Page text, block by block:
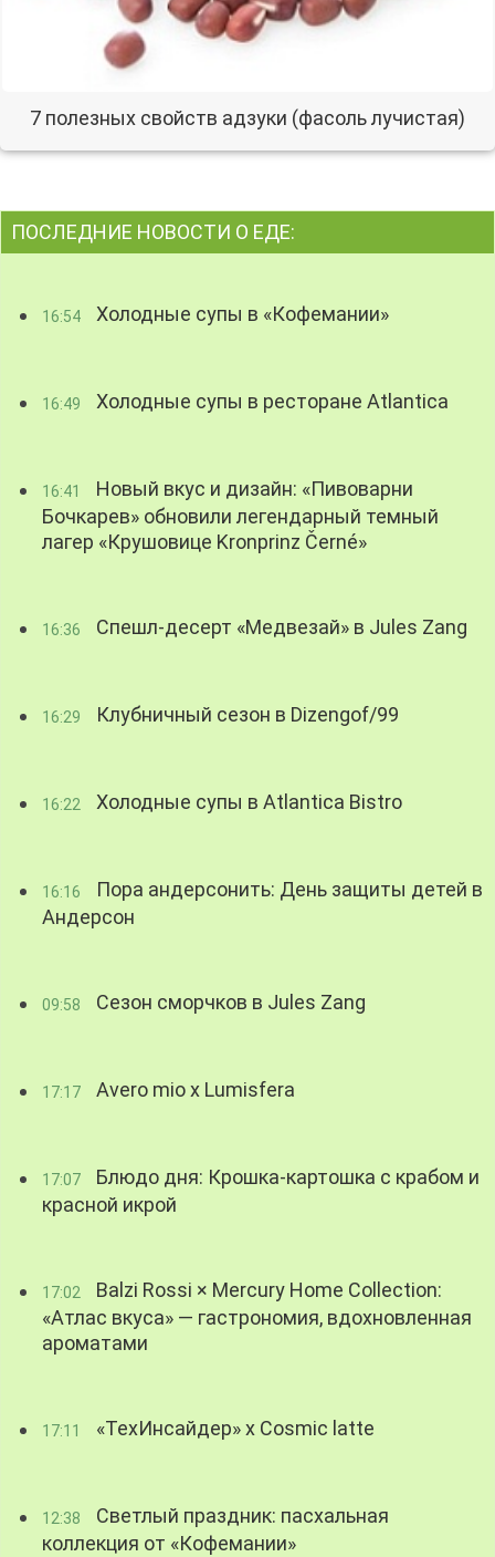
7 полезных свойств адзуки (фасоль лучистая)
ПОСЛЕДНИЕ НОВОСТИ О ЕДЕ:
16:54 Холодные супы в «Кофемании»
16:49 Холодные супы в ресторане Atlantica
16:41
Новый вкус и дизайн: «Пивоварни
Бочкарев» обновили легендарный темный
лагер «Крушовице Kronprinz Černé»
16:36 Спешл-десерт «Медвезай» в Jules Zang
16:29 Клубничный сезон в Dizengof/99
16:22 Холодные супы в Atlantica Bistro
16:16
Пора андерсонить: День защиты детей в
Андерсон
09:58 Сезон сморчков в Jules Zang
17:17 Avero mio x Lumisfera
17:07
Блюдо дня: Крошка-картошка с крабом и
красной икрой
17:02
Balzi Rossi × Mercury Home Collection:
«Атлас вкуса» — гастрономия, вдохновленная
ароматами
17:11 «ТехИнсайдер» х Cosmic latte
12:38
Светлый праздник: пасхальная
коллекция от «Кофемании»